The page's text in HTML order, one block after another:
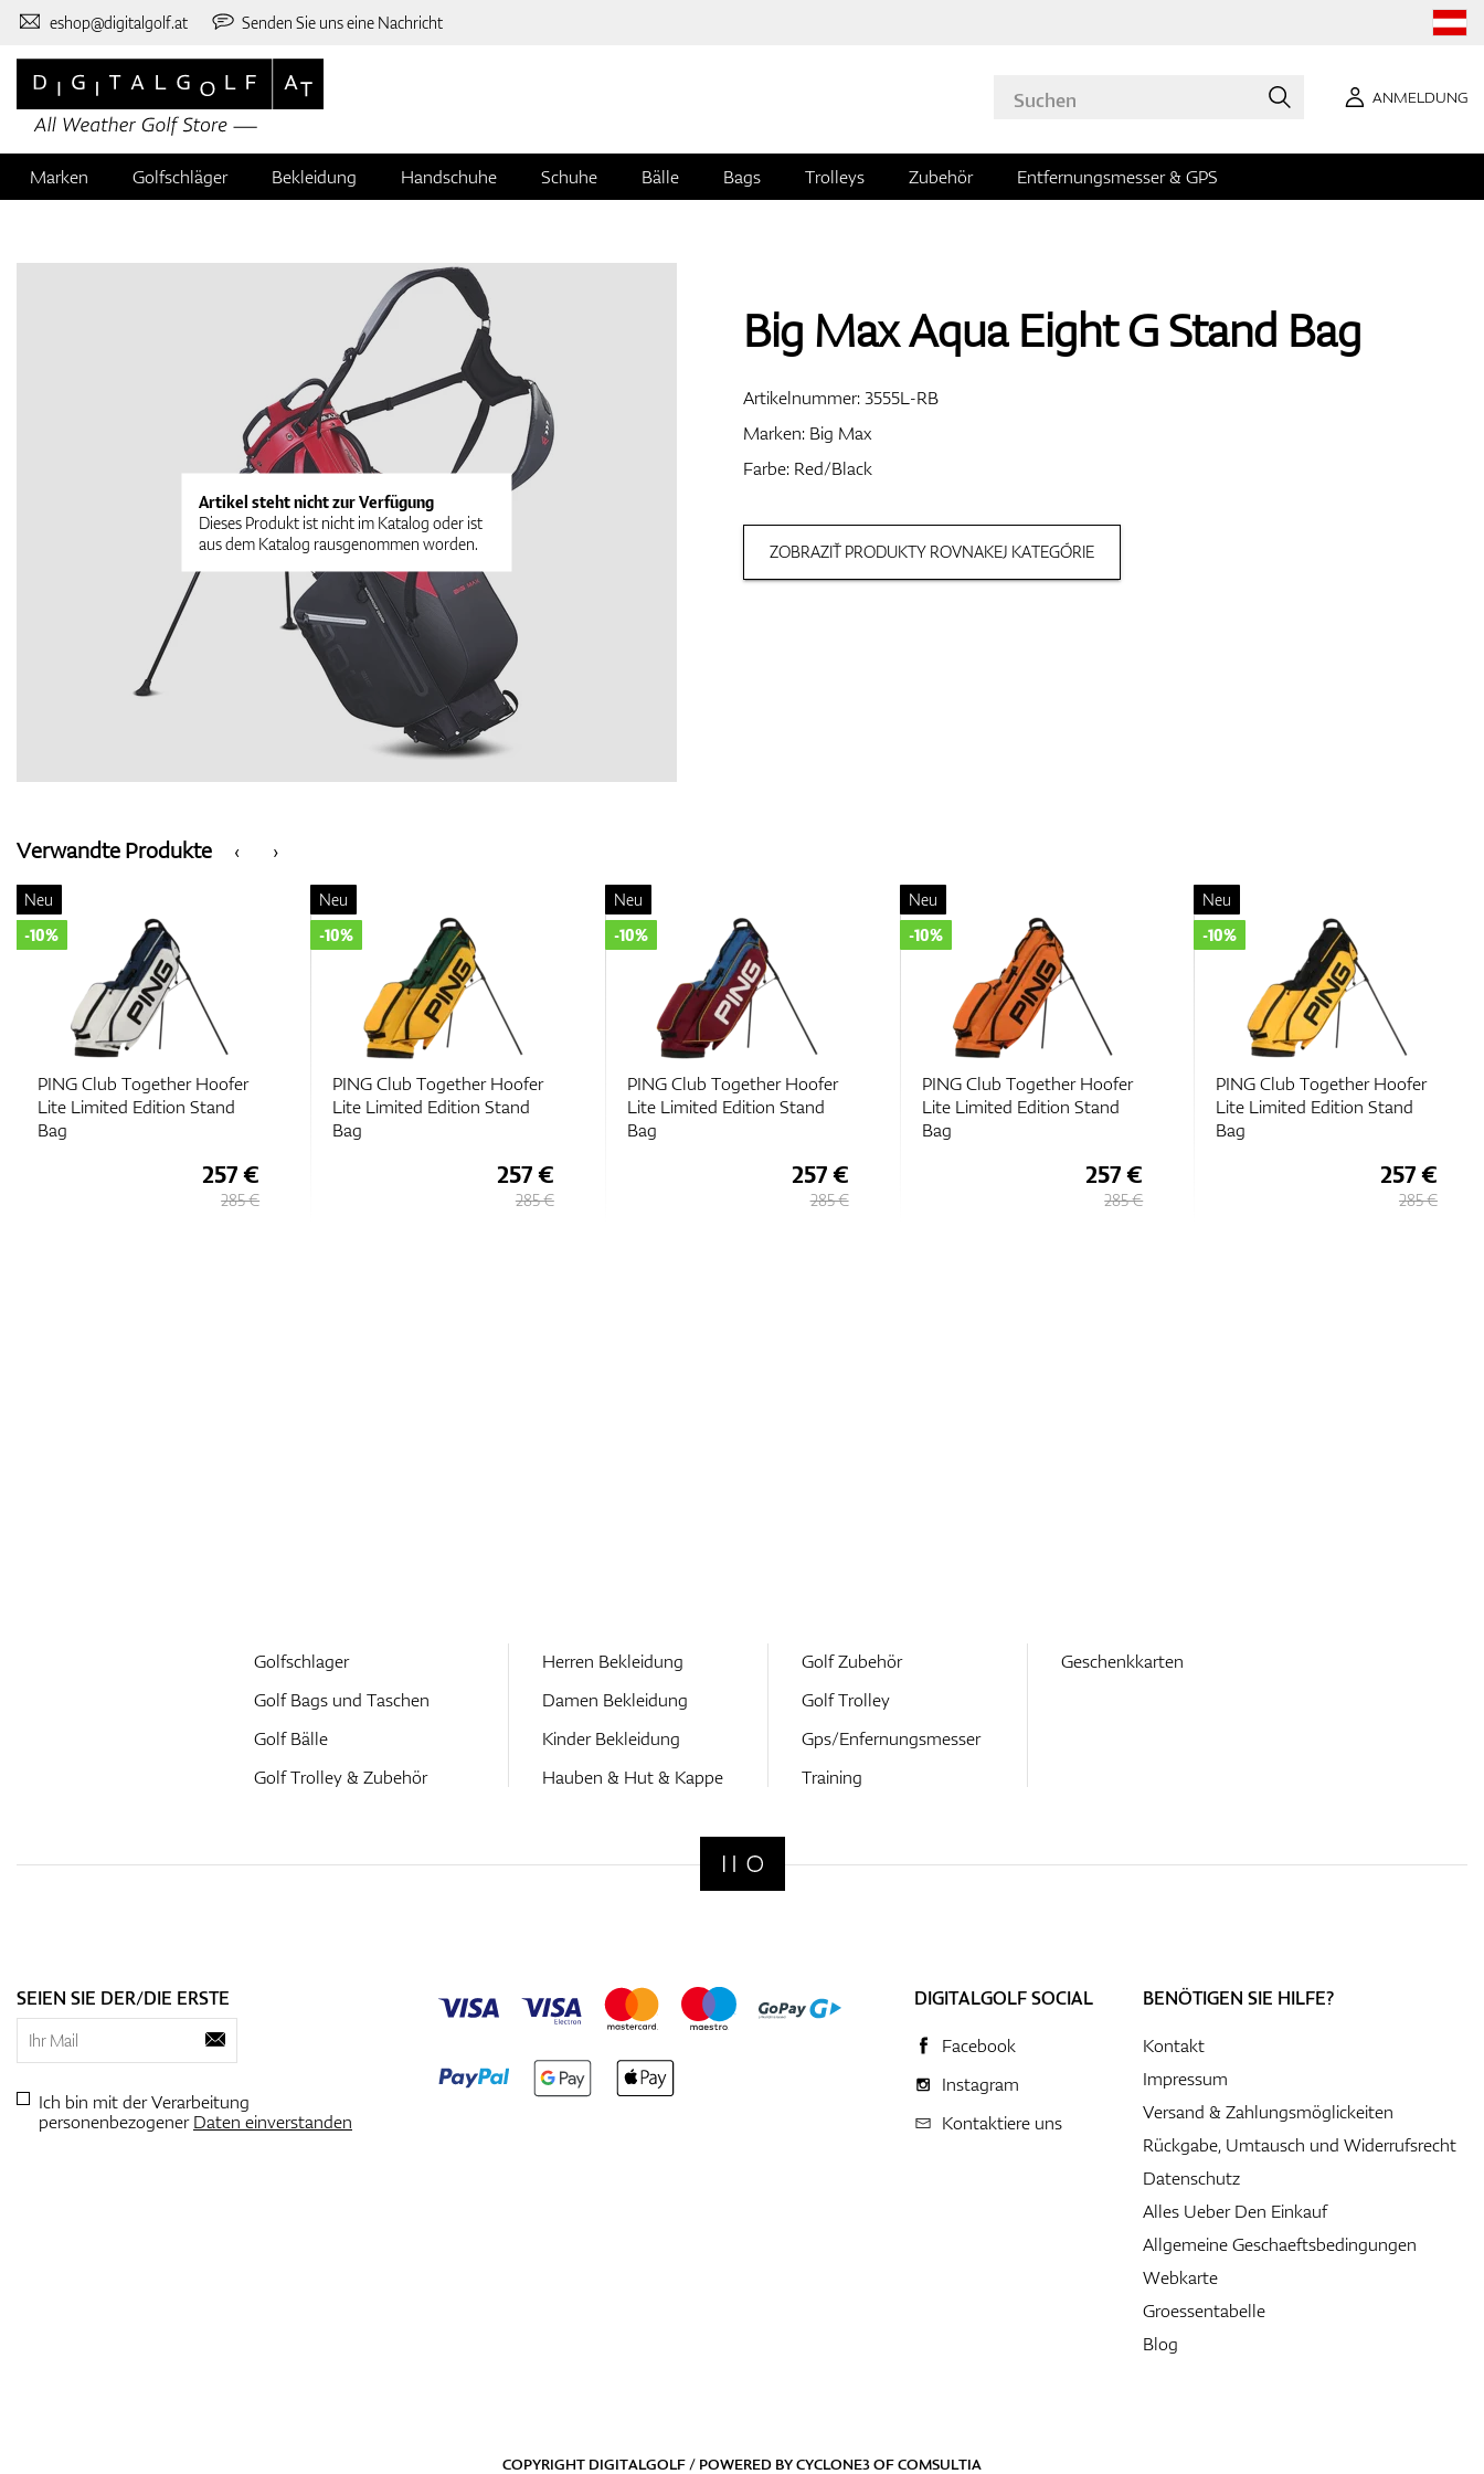
eshop@digitalgolf.at Senden Sie uns eine Nachricht
ANMELDUNG
Marken Golfschläger Bekleidung Handschuhe Schuhe Bälle Bags Trolleys Zubehör Entfernungsmesser & GPS
Artikel steht nicht zur Verfügung
Dieses Produkt ist nicht im Katalog oder ist
aus dem Katalog rausgenommen worden.
Big Max Aqua Eight G Stand Bag
Artikelnummer:3555L-RB
Marken: Big Max
Farbe: Red/Black
ZOBRAZIŤ PRODUKTY ROVNAKEJ KATEGÓRIE
‹
Verwandte Produkte ›
PING Club Together Hoofer
Lite Limited Edition Stand
Bag
Neu
-10%
257 €
285 €
PING Club Together Hoofer
Lite Limited Edition Stand
Bag
Neu
-10%
257 €
285 €
PING Club Together Hoofer
Lite Limited Edition Stand
Bag
Neu
-10%
257 €
285 €
PING Club Together Hoofer
Lite Limited Edition Stand
Bag
Neu
-10%
257 €
285 €
PING Club Together Hoofer
Lite Limited Edition Stand
Bag
Neu
-10%
257 €
285 €
Golfschlager
Golf Bags und Taschen
Golf Bälle
Golf Trolley & Zubehör
Herren Bekleidung
Damen Bekleidung
Kinder Bekleidung
Hauben & Hut & Kappe
Golf Zubehör
Golf Trolley
Gps/Enfernungsmesser
Training
Geschenkkarten
SEIEN SIE DER/DIE ERSTE
Ich bin mit der Verarbeitung
personenbezogenerDaten einverstanden
DIGITALGOLF SOCIAL
Facebook
Instagram
Kontaktiere uns
BENÖTIGEN SIE HILFE?
Kontakt
Impressum
Versand & Zahlungsmöglickeiten
Rückgabe, Umtausch und Widerrufsrecht
Datenschutz
Alles Ueber Den Einkauf
Allgemeine Geschaeftsbedingungen
Webkarte
Groessentabelle
Blog
COPYRIGHT DIGITALGOLF / POWERED BYCYCLONE3OFCOMSULTIA